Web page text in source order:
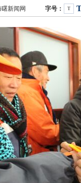
新闻网 字号： T